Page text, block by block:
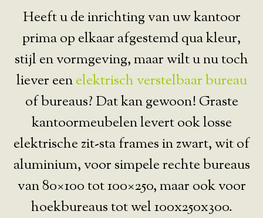
Heeft u de inrichting van uw kantoor
prima op elkaar afgestemd qua kleur,
stijl en vormgeving, maar wilt u nu toch
liever eenelektrisch verstelbaar bureau
of bureaus? Dat kan gewoon! Graste
kantoormeubelen levert ook losse
elektrische zit-sta frames in zwart, wit of
aluminium, voor simpele rechte bureaus
van 80×100 tot 100×250, maar ook voor
hoekbureaus tot wel 100x250x300.